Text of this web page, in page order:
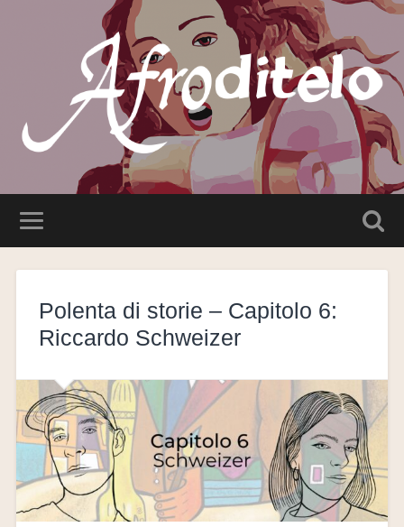
Polenta di storie – Capitolo 6:
Riccardo Schweizer